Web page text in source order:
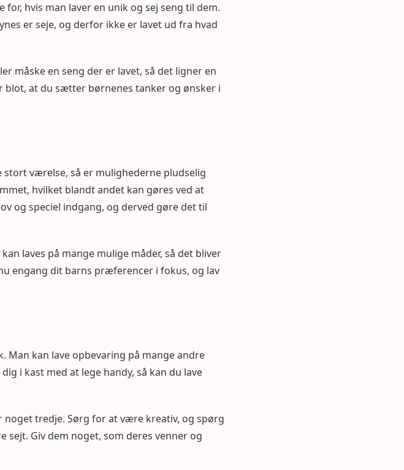
hvis man laver en unik og sej seng til dem.
er seje, og derfor ikke er lavet ud fra hvad
måske en seng der er lavet, så det ligner en
blot, at du sætter børnenes tanker og ønsker i
værelse, så er mulighederne pludselig
hvilket blandt andet kan gøres ved at
og speciel indgang, og derved gøre det til
laves på mange mulige måder, så det bliver
engang dit barns præferencer i fokus, og lav
kan lave opbevaring på mange andre
i kast med at lege handy, så kan du lave
tredje. Sørg for at være kreativ, og spørg
sejt. Giv dem noget, som deres venner og